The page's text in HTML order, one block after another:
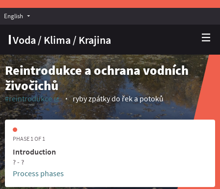
Voda / Klima / Krajina
English Vyberte jazyk
Reintrodukce a ochrana vodních
živočichů
#reintrodukce
(External link)
ryby zpátky do řek a potoků
PHASE 1 OF 1
Introduction
? - ?
Process phases